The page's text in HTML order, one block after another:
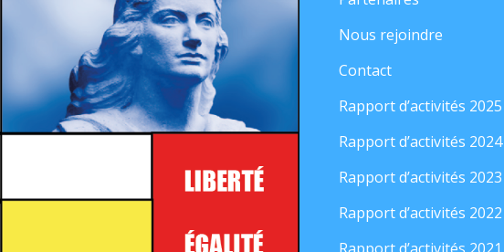
Nous rejoindre
Contact
Rapport d’activités 2025
Rapport d’activités 2024
Rapport d’activités 2023
Rapport d’activités 2022